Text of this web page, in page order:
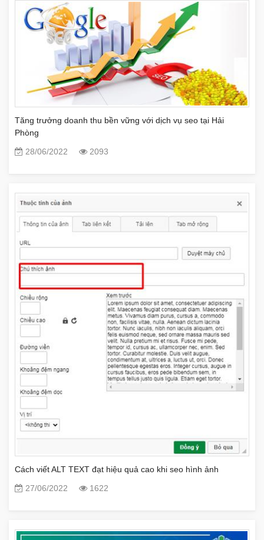
Tăng trưởng doanh thu bền vững với dịch vụ seo tại Hải
Phòng
28/06/2022
2093
Cách viết ALT TEXT đạt hiệu quả cao khi seo hình ảnh
27/06/2022
1622